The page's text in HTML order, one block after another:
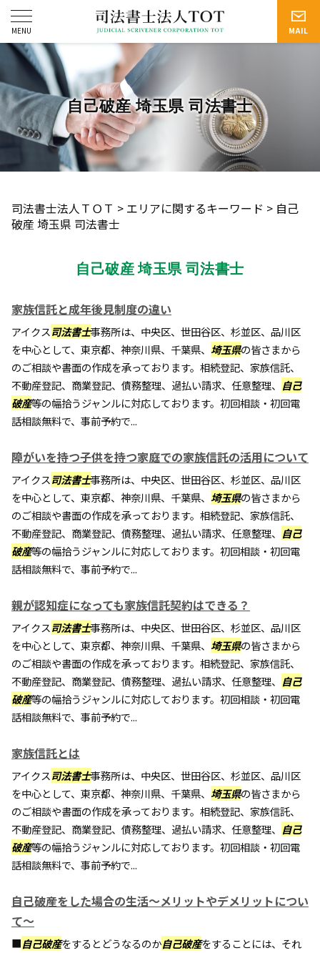
自己破産 埼玉県 司法書士
司法書士法人ＴＯＴ > エリアに関するキーワード > 自己
破産 埼玉県 司法書士
自己破産 埼玉県 司法書士
家族信託と成年後見制度の違い
アイクス司法書士事務所は、中央区、世田谷区、杉並区、品川区
を中心として、東京都、神奈川県、千葉県、 埼玉県の皆さまから
のご相談や書面の作成を承っております。相続登記、家族信託、
不動産登記、商業登記、債務整理、過払い請求、任意整理、 自己
破産等の幅拾うジャンルに対応しております。初回相談・初回電
話相談無料で、事前予約で...
障がいを持つ子供を持つ家庭での家族信託の活用について
アイクス司法書士事務所は、中央区、世田谷区、杉並区、品川区
を中心として、東京都、神奈川県、千葉県、 埼玉県の皆さまから
のご相談や書面の作成を承っております。相続登記、家族信託、
不動産登記、商業登記、債務整理、過払い請求、任意整理、 自己
破産等の幅拾うジャンルに対応しております。初回相談・初回電
話相談無料で、事前予約で...
親が認知症になっても家族信託契約はできる？
アイクス司法書士事務所は、中央区、世田谷区、杉並区、品川区
を中心として、東京都、神奈川県、千葉県、 埼玉県の皆さまから
のご相談や書面の作成を承っております。相続登記、家族信託、
不動産登記、商業登記、債務整理、過払い請求、任意整理、 自己
破産等の幅拾うジャンルに対応しております。初回相談・初回電
話相談無料で、事前予約で...
家族信託とは
アイクス司法書士事務所は、中央区、世田谷区、杉並区、品川区
を中心として、東京都、神奈川県、千葉県、 埼玉県の皆さまから
のご相談や書面の作成を承っております。相続登記、家族信託、
不動産登記、商業登記、債務整理、過払い請求、任意整理、 自己
破産等の幅拾うジャンルに対応しております。初回相談・初回電
話相談無料で、事前予約で...
自己破産をした場合の生活～メリットやデメリットについ
て～
■自己破産をするとどうなるのか自己破産をすることには、それ